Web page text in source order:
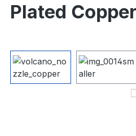
Plated
Bildergalerie überspringen